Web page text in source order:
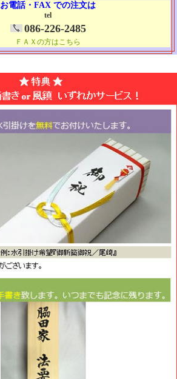
お電話・FAX での注文は
tel
086-226-2485
ＦＡＸの方はこちら